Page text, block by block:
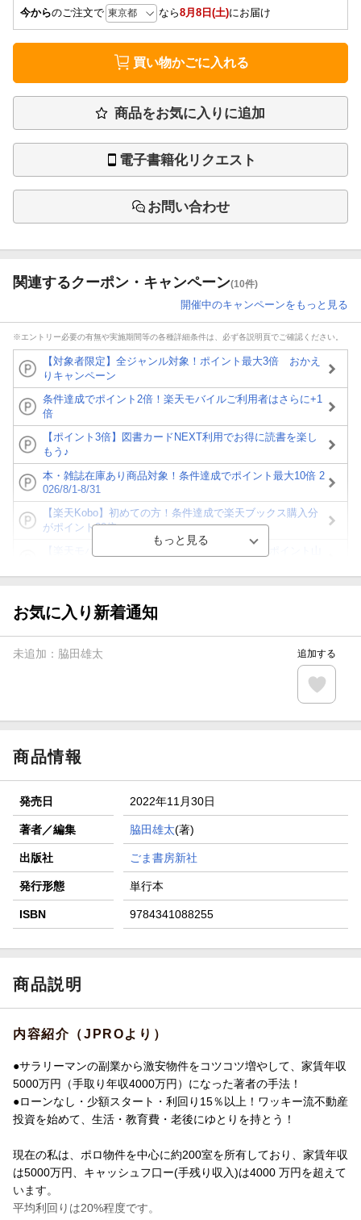
今からのご注文で なら8月8日(土)にお届け
買い物かごに入れる
商品をお気に入りに追加
電子書籍化リクエスト
お問い合わせ
関連するクーポン・キャンペーン(10件)
開催中のキャンペーンをもっと見る
※エントリー必要の有無や実施期間等の各種詳細条件は、必ず各説明頁でご確認ください。
【対象者限定】全ジャンル対象！ポイント最大3倍 おかえ
りキャンペーン
条件達成でポイント2倍！楽天モバイルご利用者はさらに+1
倍
【ポイント3倍】図書カードNEXT利用でお得に読書を楽し
もう♪
本・雑誌在庫あり商品対象！条件達成でポイント最大10倍 2
026/8/1-8/31
【楽天Kobo】初めての方！条件達成で楽天ブックス購入分
がポイント20倍
ト山分け
楽天モバイル紹介キャンペーンの拡散で300円OFFクーポン
条件達成で楽天限定・宝塚歌劇 宙組貸切公演ペアチケット
お気に入り新着通知
未追加： 脇田雄太 追加する
商品情報
発売日 2022年11月30日
著者／編集 脇田雄太(著)
出版社 ごま書房新社
発行形態 単行本
ISBN 9784341088255
商品説明
内容紹介（JPROより）
●サラリーマンの副業から激安物件をコツコツ増やして、家賃年収
5000万円（手取り年収4000万円）になった著者の手法！
●ローンなし・少額スタート・利回り15％以上！ワッキー流不動産
投資を始めて、生活・教育費・老後にゆとりを持とう！
現在の私は、ポロ物件を中心に約200室を所有しており、家賃年収
は5000万円、キャッシュフ口ー(手残り収入)は4000 万円を超えて
います。
平均利回りは20%程度です。